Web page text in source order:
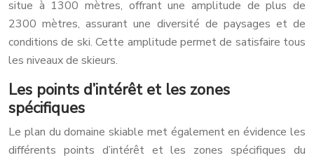
situe à 1300 mètres, offrant une amplitude de plus de
2300 mètres, assurant une diversité de paysages et de
conditions de ski. Cette amplitude permet de satisfaire tous
les niveaux de skieurs.
Les points d’intérêt et les zones
spécifiques
Le plan du domaine skiable met également en évidence les
différents points d’intérêt et les zones spécifiques du